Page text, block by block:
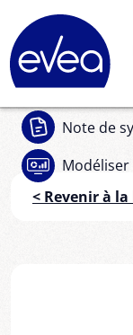
Note de
Modéliser
< Revenir à
Panneau de